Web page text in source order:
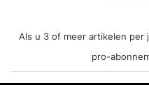
Als u 3 of meer artikelen per
pro-